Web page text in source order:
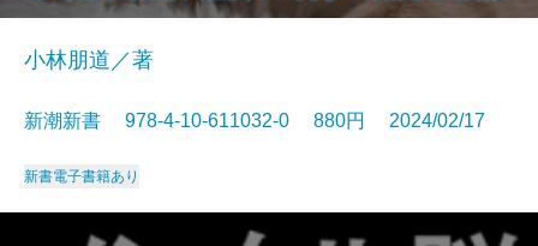
小林朋道／著
新潮新書 978-4-10-611032-0 880円 2024/02/17
新書電子書籍あり